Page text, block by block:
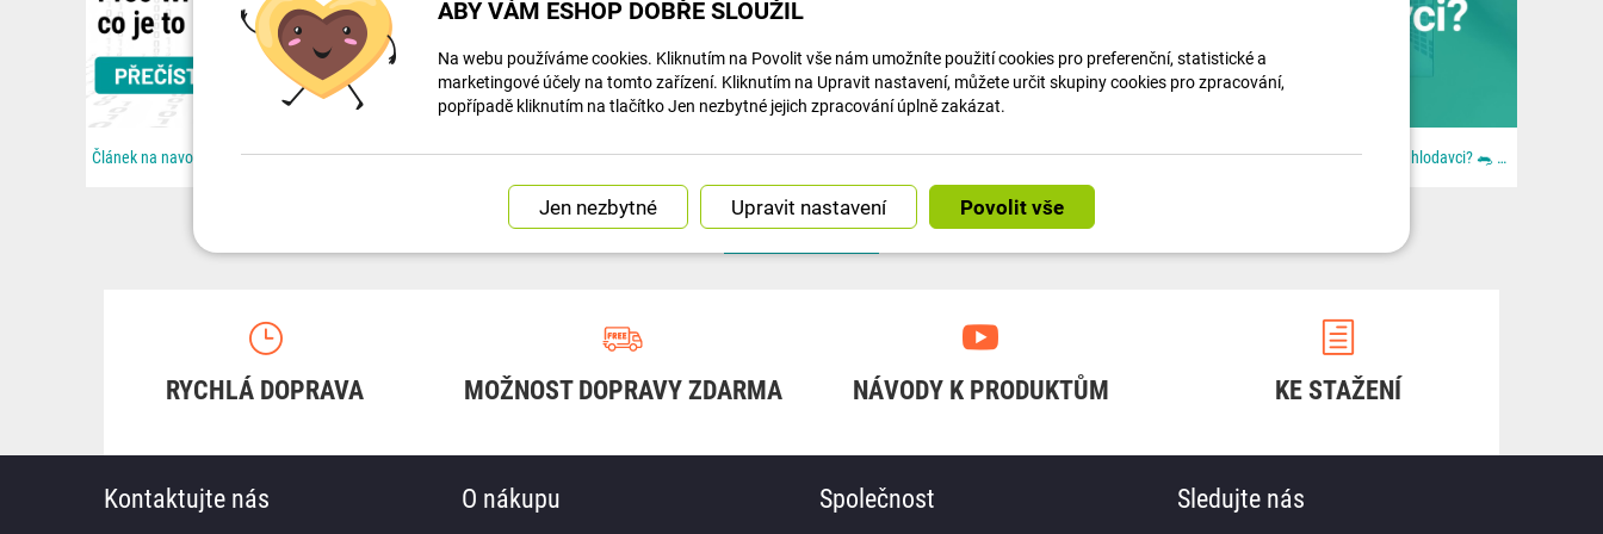
ABY VÁM ESHOP DOBŘE SLOUŽIL
Na webu používáme cookies. Kliknutím na Povolit vše nám umožníte použití cookies pro preferenční, statistické a
marketingové účely na tomto zařízení. Kliknutím na Upravit nastavení, můžete určit skupiny cookies pro zpracování,
popřípadě kliknutím na tlačítko Jen nezbytné jejich zpracování úplně zakázat.
Upravit nastavení
Článek na navody.dratek.cz a Souboj technologií: Proč Wi-Fi nestačí a co je to Zigbee. Odkaz také v... Článek na navody.dratek.cz a Centrální mozek: Co je to Hub a proč bez něj chytrou domácnost... Článek na navody.dratek.cz a Úvod do chytré domácnosti. Odkaz také v BIO.... 🚚🎄 Ježíšek jel moc rychle. Lidi byli ještě rychlejší. Aneb: když se blbě zavřou dveře. Z dodávky... Chcete ochránit auto před hlodavci? 🐀 📦 Všechno najdeš u nás na 👉 dratek.cz #arduino...
Náš instagram
RYCHLÁ DOPRAVA MOŽNOST DOPRAVY ZDARMA NÁVODY K PRODUKTŮM KE STAŽENÍ
Kontaktujte nás O nákupu Společnost Sledujte nás